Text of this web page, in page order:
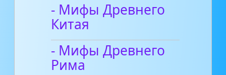
- Мифы Древнего
Китая
- Мифы Древнего
Рима